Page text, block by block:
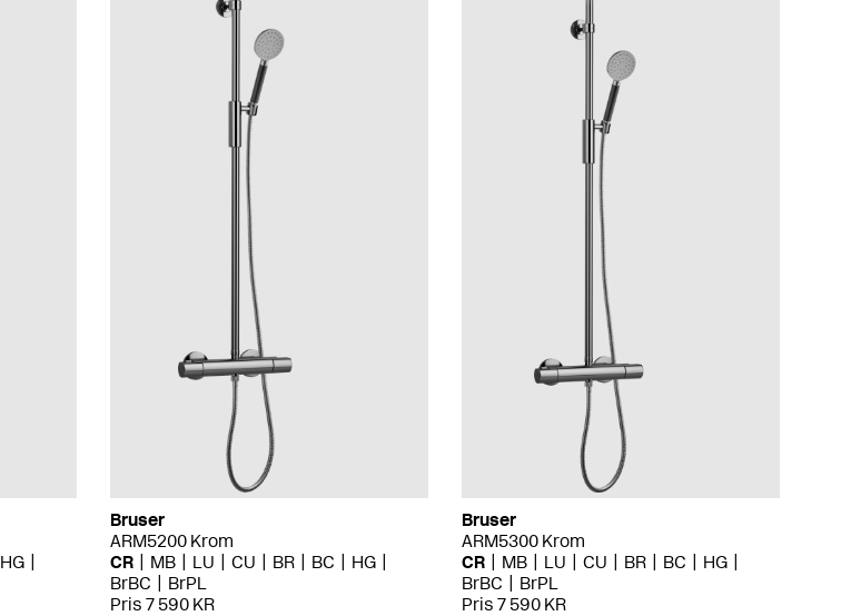
HG
Bruser
ARM5200 Krom
CR
MB LU CU BR BC
HG
BrBC
BrPL
Pris 7 590 KR
Bruser
ARM5300 Krom
CR
MB LU CU BR BC
HG
BrBC
BrPL
Pris 7 590 KR